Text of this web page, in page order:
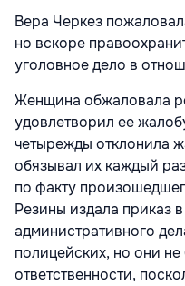
Вера Черкез
но вскоре
уголовное дело в
Женщина обжаловала
удовлетворил ее
четырежды отклонила
обязывал их каждый
по факту
Резины издала приказ
административного
полицейских, но они
ответственности,